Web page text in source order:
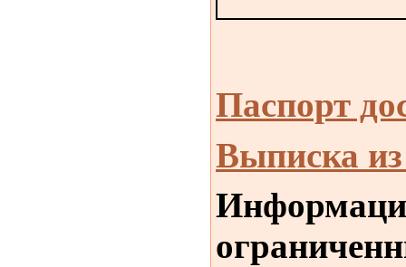
Паспорт
Выписка